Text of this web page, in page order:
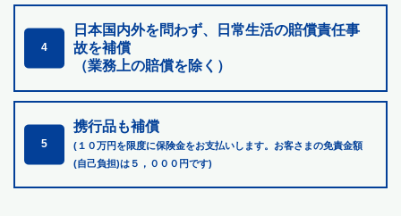
4
日本国内外を問わず、日常生活の賠償責任事
故を補償
（業務上の賠償を除く）
5
携行品も補償
(１０万円を限度に保険金をお支払いします。お客さまの免責金額
(自己負担)は５，０００円です)